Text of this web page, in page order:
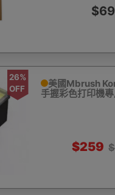
$69
26%
OFF
美國Mbrush
手握彩色打印機
$259